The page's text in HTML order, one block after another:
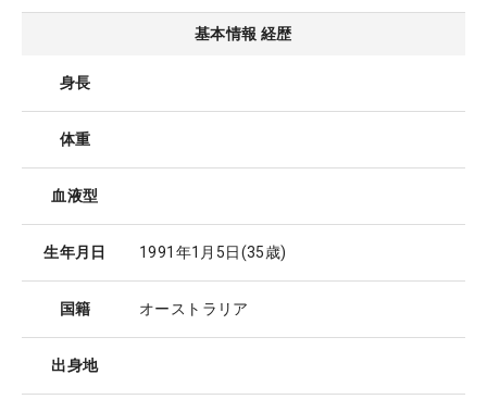
基本情報 経歴
身長
体重
血液型
生年月日 1991年1月5日(35歳)
国籍 オーストラリア
出身地